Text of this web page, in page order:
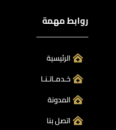
روابط مهمة
الرئيسية
خـدمـاتـنـا
المدونة
اتصل بنا